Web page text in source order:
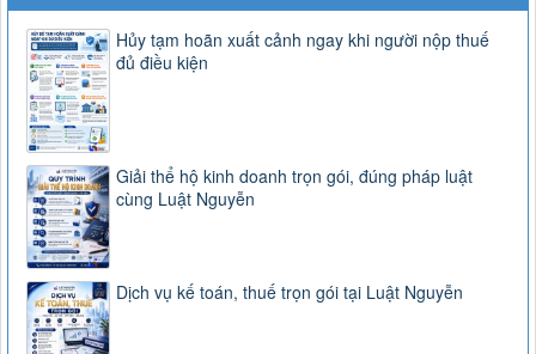
Hủy tạm hoãn xuất cảnh ngay khi người nộp thuế
đủ điều kiện
Giải thể hộ kinh doanh trọn gói, đúng pháp luật
cùng Luật Nguyễn
Dịch vụ kế toán, thuế trọn gói tại Luật Nguyễn